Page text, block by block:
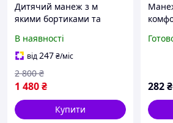
Дитячий манеж з м
якими бортиками та
130*130*65см Складаний
playpen для малюків
Манеж ігровий MA710
В наявності
від247₴/міс
1 480₴
2 800 ₴
Купити
282₴